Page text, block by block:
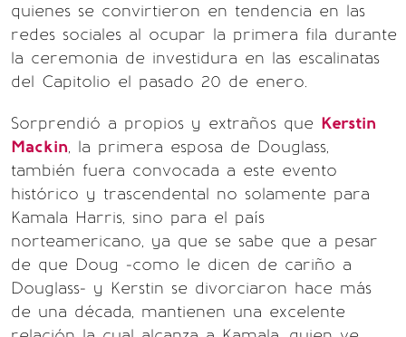
quienes se convirtieron en tendencia en las
redes sociales al ocupar la primera fila durante
la ceremonia de investidura en las escalinatas
del Capitolio el pasado 20 de enero.
Sorprendió a propios y extraños que Kerstin
Mackin, la primera esposa de Douglass,
también fuera convocada a este evento
histórico y trascendental no solamente para
Kamala Harris, sino para el país
norteamericano, ya que se sabe que a pesar
de que Doug -como le dicen de cariño a
Douglass- y Kerstin se divorciaron hace más
de una década, mantienen una excelente